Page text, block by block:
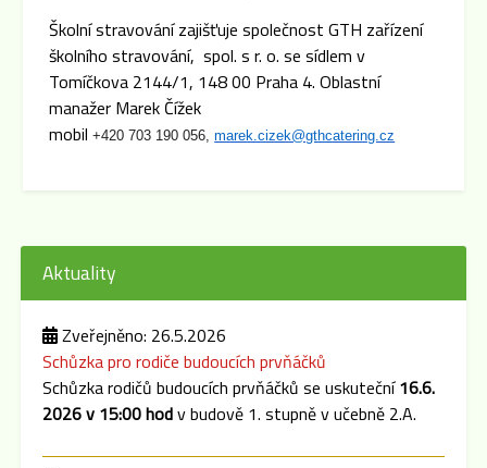
Školní stravování zajišťuje společnost GTH zařízení
školního stravování, spol. s r. o. se sídlem v
Tomíčkova 2144/1, 148 00 Praha 4. Oblastní
manažer Marek Čížek
mobil+420 703 190 056,marek.cizek@gthcatering.cz
Aktuality
Zveřejněno: 26.5.2026
Schůzka pro rodiče budoucích prvňáčků
Schůzka rodičů budoucích prvňáčků se uskuteční16.6.
2026 v 15:00 hodv budově 1. stupně v učebně 2.A.